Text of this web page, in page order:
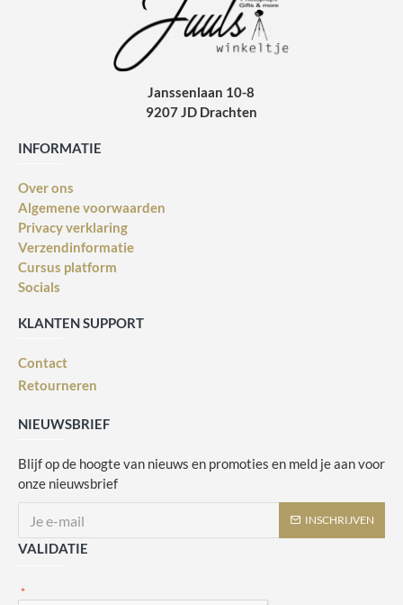
Janssenlaan 10-8
9207 JD Drachten
INFORMATIE
Over ons
Algemene voorwaarden
Privacy verklaring
Verzendinformatie
Cursus platform
Socials
KLANTEN SUPPORT
Contact
Retourneren
NIEUWSBRIEF
Blijf op de hoogte van nieuws en promoties en meld je aan voor
onze nieuwsbrief
INSCHRIJVEN
VALIDATIE